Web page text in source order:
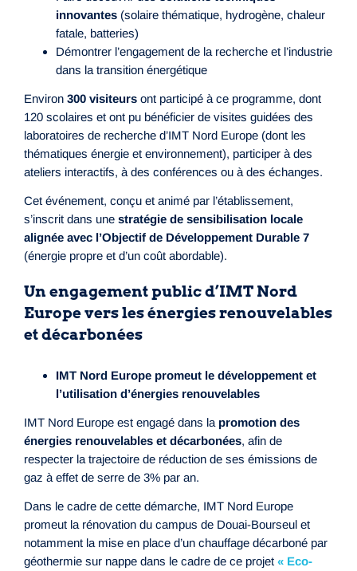
innovantes (solaire thématique, hydrogène, chaleur
fatale, batteries)
Démontrer l’engagement de la recherche et l’industrie
dans la transition énergétique
Environ 300 visiteurs ont participé à ce programme, dont
120 scolaires et ont pu bénéficier de visites guidées des
laboratoires de recherche d’IMT Nord Europe (dont les
thématiques énergie et environnement), participer à des
ateliers interactifs, à des conférences ou à des échanges.
Cet événement, conçu et animé par l’établissement,
s’inscrit dans une stratégie de sensibilisation locale
alignée avec l’Objectif de Développement Durable 7
(énergie propre et d’un coût abordable).
Un engagement public d’IMT Nord
Europe vers les énergies renouvelables
et décarbonées
IMT Nord Europe promeut le développement et
l’utilisation d’énergies renouvelables
IMT Nord Europe est engagé dans la promotion des
énergies renouvelables et décarbonées, afin de
respecter la trajectoire de réduction de ses émissions de
gaz à effet de serre de 3% par an.
Dans le cadre de cette démarche, IMT Nord Europe
promeut la rénovation du campus de Douai-Bourseul et
notamment la mise en place d’un chauffage décarboné par
géothermie sur nappe dans le cadre de ce projet « Eco-